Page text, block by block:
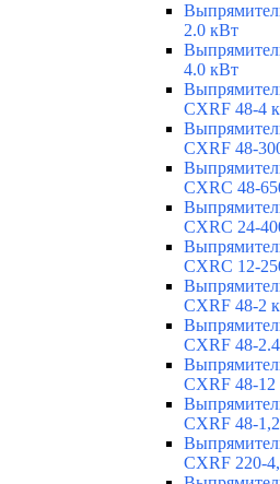
2.0 кВт
4.0 кВт
CXRF 48-4
CXRF 48-
CXRС 48-
CXRС 24-
CXRС 12-
CXRF 48-2
CXRF 48-
CXRF 48-12
CXRF 48-
CXRF 220-